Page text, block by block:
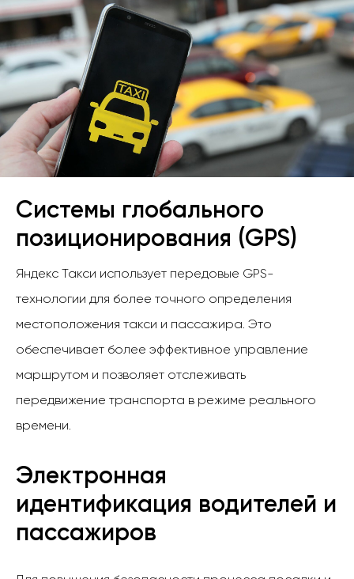
Системы глобального
позиционирования (GPS)
Яндекс Такси использует передовые GPS-
технологии для более точного определения
местоположения такси и пассажира. Это
обеспечивает более эффективное управление
маршрутом и позволяет отслеживать
передвижение транспорта в режиме реального
времени.
Электронная
идентификация водителей и
пассажиров